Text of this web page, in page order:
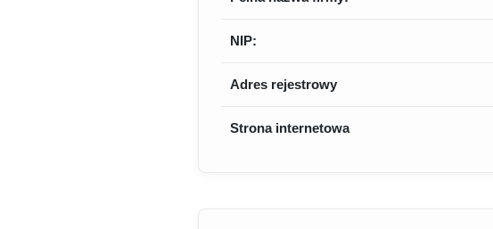
NIP:
Adres rejestrowy
Strona internetowa